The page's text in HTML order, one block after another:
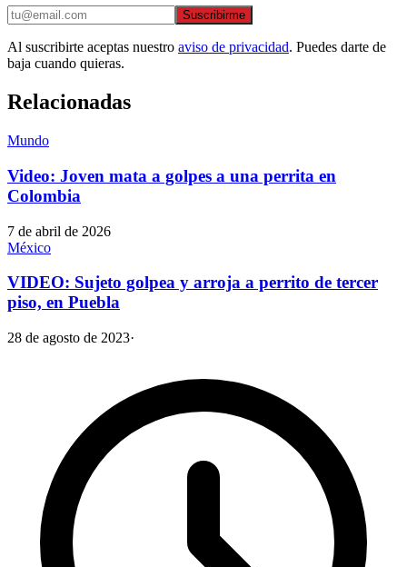
Suscribirme
Al suscribirte aceptas nuestro aviso de privacidad. Puedes darte de
baja cuando quieras.
Relacionadas
Mundo
Video: Joven mata a golpes a una perrita en
Colombia
7 de abril de 2026
México
VIDEO: Sujeto golpea y arroja a perrito de tercer
piso, en Puebla
28 de agosto de 2023·